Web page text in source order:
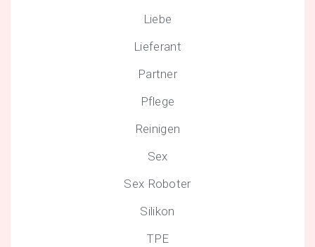
Liebe
Lieferant
Partner
Pflege
Reinigen
Sex
Sex Roboter
Silikon
TPE